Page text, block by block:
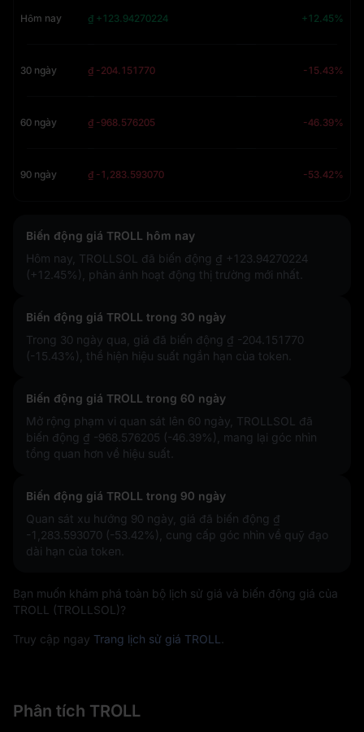
Hôm nay ₫ +123.94270224 +12.45%
30 ngày ₫ -204.151770 -15.43%
60 ngày ₫ -968.576205 -46.39%
90 ngày ₫ -1,283.593070 -53.42%
Biến động giá TROLL hôm nay
Hôm nay, TROLLSOL đã biến động ₫ +123.94270224
(+12.45%)
, phản ánh hoạt động thị trường mới nhất.
Biến động giá TROLL trong 30 ngày
Trong 30 ngày qua, giá đã biến động ₫ -204.151770
(-15.43%) , thể hiện hiệu suất ngắn hạn của token.
Biến động giá TROLL trong 60 ngày
Mở rộng phạm vi quan sát lên 60 ngày, TROLLSOL đã
biến động ₫ -968.576205 (-46.39%)
, mang lại góc nhìn
tổng quan hơn về hiệu suất.
Biến động giá TROLL trong 90 ngày
Quan sát xu hướng 90 ngày, giá đã biến động ₫
-1,283.593070 (-53.42%)
, cung cấp góc nhìn về quỹ đạo
dài hạn của token.
Bạn muốn khám phá toàn bộ lịch sử giá và biến động giá của
TROLL (TROLLSOL)?
Truy cập ngay Trang lịch sử giá TROLL
Phân tích TROLL